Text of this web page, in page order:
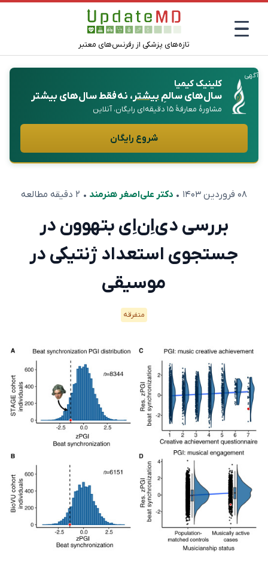
تازه‌های پزشکی از رفرنس‌های معتبر
آگهی
کلینیک کیمیا
سال‌های سالمِبیشتر، نه فقط سال‌های بیشتر
مشاورهٔ معارفهٔ ۱۵ دقیقه‌ای رایگان، آنلاین
شروع رایگان
۰۸ فروردین ۱۴۰۳ • دکتر علی‌اصغر هنرمند • ۲ دقیقه مطالعه
بررسی دی‌اِن‌اِی بتهوون در
جستجوی استعداد ژنتیکی در
موسیقی
متفرقه